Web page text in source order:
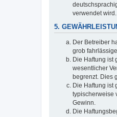
verwendet
5.
Der Betreiber
grob
Die Haftung ist
wesentlicher
begrenzt. Dies
Die Haftung ist
typischerweise
Gewinn.
Die